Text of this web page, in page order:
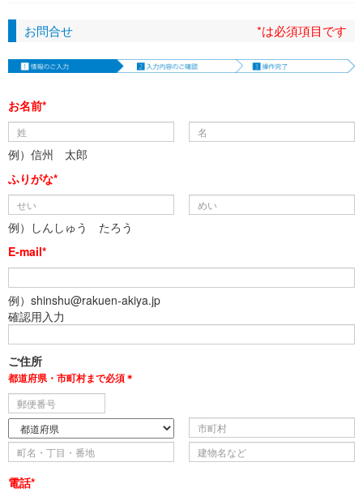
お問合せ *は必須項目です
お名前*
例）信州 太郎
ふりがな*
例）しんしゅう たろう
E-mail*
例）shinshu@rakuen-akiya.jp
確認用入力
ご住所
都道府県・市町村まで必須＊
電話*